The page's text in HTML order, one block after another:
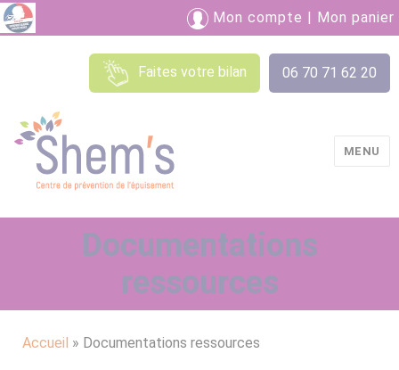
Mon compte | Mon panier
Faites votre bilan 06 70 71 62 20
Shem's
MENU
Documentations
ressources
Accueil » Documentations ressources